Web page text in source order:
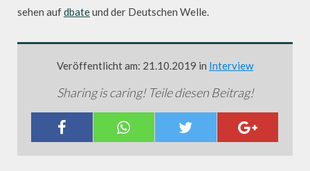
sehen aufdbateund der Deutschen Welle.
Veröffentlicht am: 21.10.2019 in Interview
Sharing is caring! Teile diesen Beitrag!